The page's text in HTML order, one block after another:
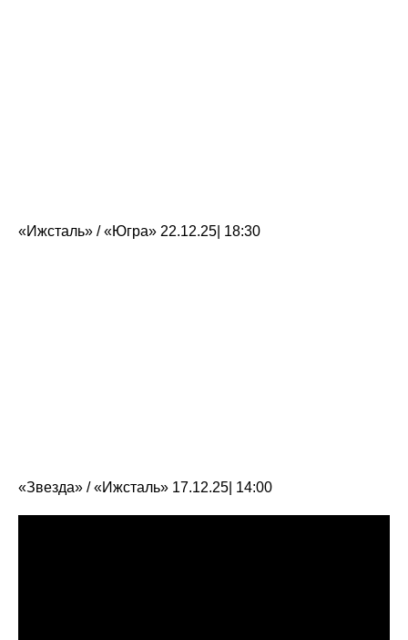
«Ижсталь» / «Югра» 22.12.25| 18:30
«Звезда» / «Ижсталь» 17.12.25| 14:00